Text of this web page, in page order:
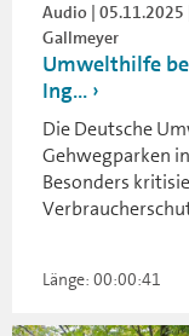
Audio | 05.11.2025
Gallmeyer
Umwelthilfe
Ing...
Die Deutsche
Gehwegparken
Besonders
Länge: 00:00:41